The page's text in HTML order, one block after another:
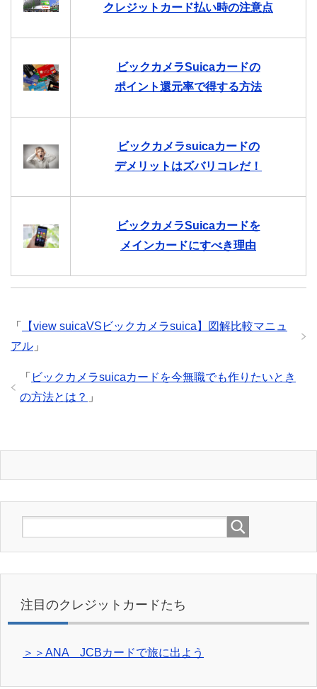
クレジットカード払い時の注意点
ビックカメラSuicaカードの
ポイント還元率で得する方法
ビックカメラsuicaカードの
デメリットはズバリコレだ！
ビックカメラSuicaカードを
メインカードにすべき理由
「
【view suicaVSビックカメラsuica】図解比較マニュ
アル 」
「 ビックカメラsuicaカードを今無職でも作りたいとき
の方法とは？ 」
注目のクレジットカードたち
＞＞ANA JCBカードで旅に出よう